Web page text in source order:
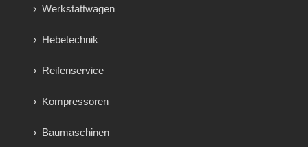
Werkstattwagen
Hebetechnik
Reifenservice
Kompressoren
Baumaschinen